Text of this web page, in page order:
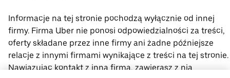
Informacje na tej stronie pochodzą wyłącznie od innej
firmy. Firma Uber nie ponosi odpowiedzialności za treści,
oferty składane przez inne firmy ani żadne późniejsze
relacje z innymi firmami wynikające z treści na tej stronie.
Nawiązując kontakt z inną firmą, zawierasz z nią